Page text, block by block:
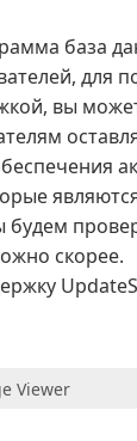
база
для
вы
скорее.